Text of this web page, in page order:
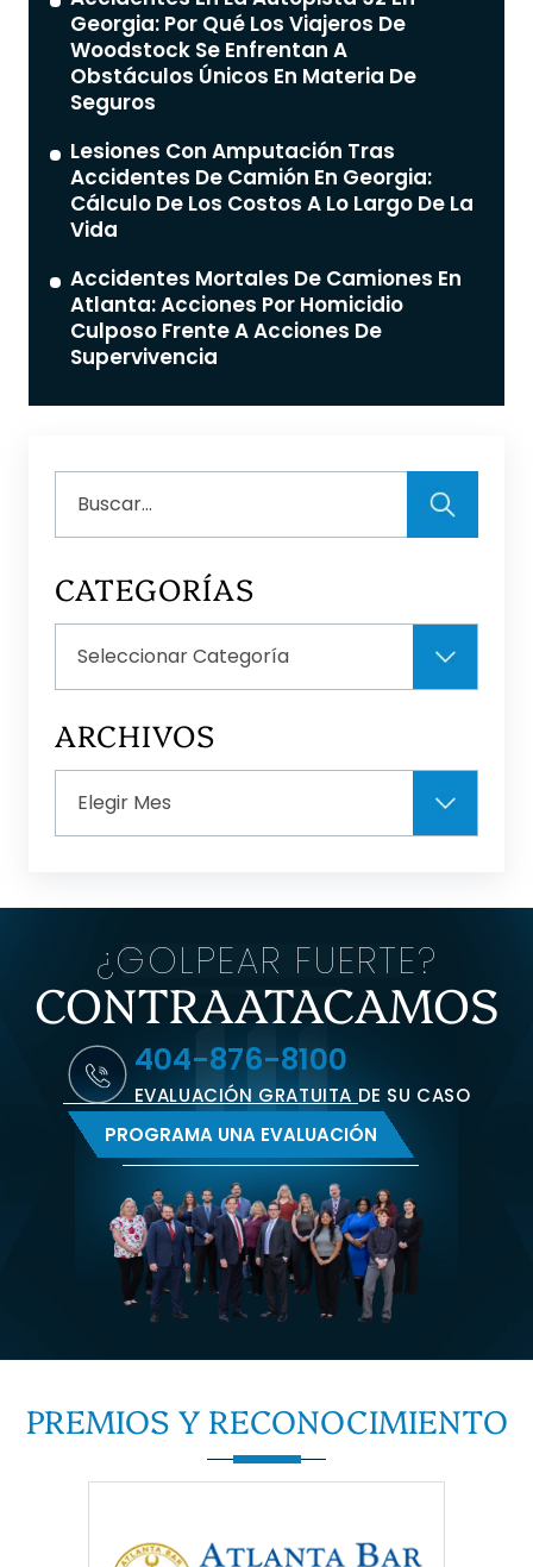
Georgia: Por Qué Los Viajeros De
Woodstock Se Enfrentan A
Obstáculos Únicos En Materia De
Seguros
Lesiones Con Amputación Tras
Accidentes De Camión En Georgia:
Cálculo De Los Costos A Lo Largo De La
Vida
Accidentes Mortales De Camiones En
Atlanta: Acciones Por Homicidio
Culposo Frente A Acciones De
Supervivencia
CATEGORÍAS
ARCHIVOS
¿GOLPEAR FUERTE?
CONTRAATACAMOS
PROGRAMA UNA EVALUACIÓN
404-876-8100
EVALUACIÓN GRATUITA DE SU CASO
PREMIOS YRECONOCIMIENTO